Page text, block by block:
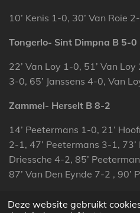
Deze website gebruikt
10’ Kenis 1-0, 30’ Van Roie
Tongerlo- Sint Dimpna B 5-0
22’ Van Loy 1-0, 51’ Van
3-0, 65’ Janssens 4-0, Van
Zammel- Herselt B 8-2
14’ Peetermans 1-0, 21’
2-1, 47’ Peetermans 3-1,
Driessche 4-2, 85’
87’ Van Den Eynde 7-2 , 90’